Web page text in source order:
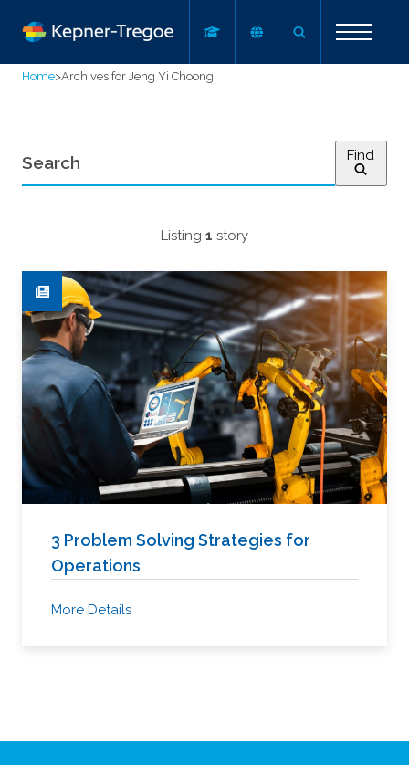
Home>Archives for Jeng Yi Choong
Find
Listing 1 story
3 Problem Solving Strategies for
Operations
More Details